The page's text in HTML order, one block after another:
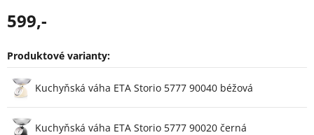
599,-
Produktové varianty:
Kuchyňská váha ETA Storio 5777 90040 béžová
Kuchyňská váha ETA Storio 5777 90020 černá